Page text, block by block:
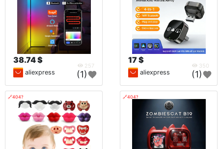
38.74 $
257
aliexpress (1)
17 $
350
aliexpress (1)
🔗404? 🔗404?